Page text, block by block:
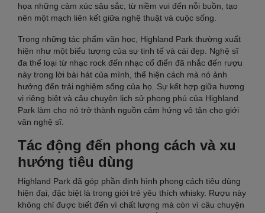
họa những cảm xúc sâu sắc, từ niềm vui đến nỗi buồn, tạo
nên một mạch liên kết giữa nghệ thuật và cuộc sống.
Trong những tác phẩm văn học, Highland Park thường xuất
hiện như một biểu tượng của sự tinh tế và cái đẹp. Nghệ sĩ
đa thể loại từ nhạc rock đến nhạc cổ điển đã nhắc đến rượu
này trong lời bài hát của mình, thể hiện cách mà nó ảnh
hưởng đến trải nghiệm sống của họ. Sự kết hợp giữa hương
vị riêng biệt và câu chuyện lịch sử phong phú của Highland
Park làm cho nó trở thành nguồn cảm hứng vô tận cho giới
văn nghệ sĩ.
Tác động đến phong cách và xu
hướng tiêu dùng
Highland Park đã góp phần định hình phong cách tiêu dùng
hiện đại, đặc biệt là trong giới trẻ yêu thích whisky. Rượu này
không chỉ được biết đến vì chất lượng mà còn vì câu chuyện